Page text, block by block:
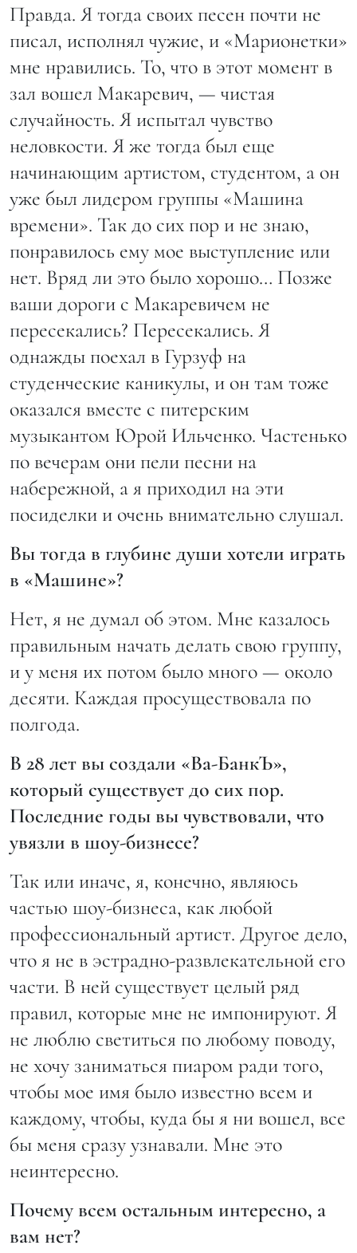
Правда. Я тогда своих песен почти не
писал, исполнял чужие, и «Марионетки»
мне нравились. То, что в этот момент в
зал вошел Макаревич, — чистая
случайность. Я испытал чувство
неловкости. Я же тогда был еще
начинающим артистом, студентом, а он
уже был лидером группы «Машина
времени». Так до сих пор и не знаю,
понравилось ему мое выступление или
нет. Вряд ли это было хорошо… Позже
ваши дороги с Макаревичем не
пересекались? Пересекались. Я
однажды поехал в Гурзуф на
студенческие каникулы, и он там тоже
оказался вместе с питерским
музыкантом Юрой Ильченко. Частенько
по вечерам они пели песни на
набережной, а я приходил на эти
посиделки и очень внимательно слушал.
Вы тогда в глубине души хотели играть
в «Машине»?
Нет, я не думал об этом. Мне казалось
правильным начать делать свою группу,
и у меня их потом было много — около
десяти. Каждая просуществовала по
полгода.
В 28 лет вы создали «Ва-БанкЪ»,
который существует до сих пор.
Последние годы вы чувствовали, что
увязли в шоу-бизнесе?
Так или иначе, я, конечно, являюсь
частью шоу-бизнеса, как любой
профессиональный артист. Другое дело,
что я не в эстрадно-развлекательной его
части. В ней существует целый ряд
правил, которые мне не импонируют. Я
не люблю светиться по любому поводу,
не хочу заниматься пиаром ради того,
чтобы мое имя было известно всем и
каждому, чтобы, куда бы я ни вошел, все
бы меня сразу узнавали. Мне это
неинтересно.
Почему всем остальным интересно, а
вам нет?